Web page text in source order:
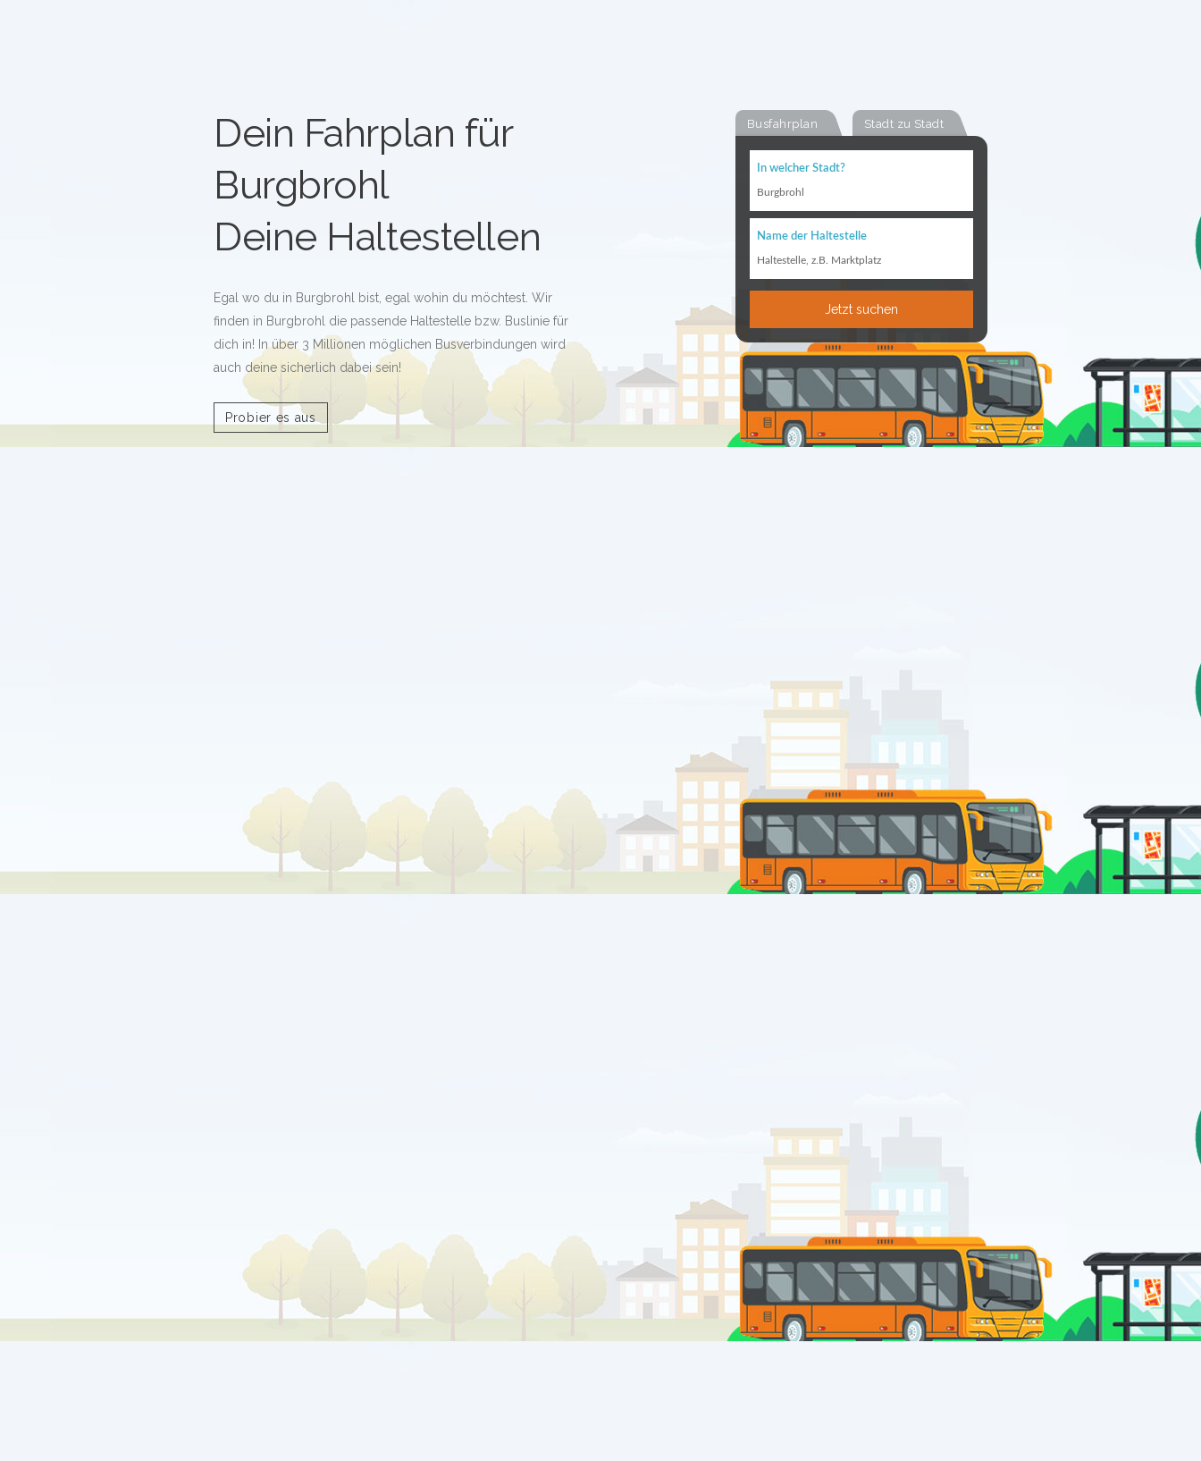
Busfahrplan Stadt zu Stadt
In welcher Stadt?
Burgbrohl
Name der Haltestelle
Haltestelle, z.B. Marktplatz
Jetzt suchen
Dein Fahrplan für
Burgbrohl
Deine Haltestellen
Egal wo du in Burgbrohl bist, egal wohin du möchtest. Wir
finden in Burgbrohl die passende Haltestelle bzw. Buslinie für
dich in! In über 3 Millionen möglichen Busverbindungen wird
auch deine sicherlich dabei sein!
Probier es aus